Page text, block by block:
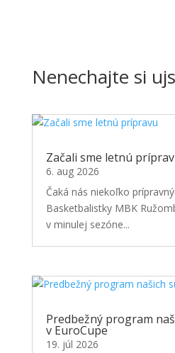
Nenechajte si
Začali sme letnú
6. aug 2026
Čaká nás niekoľko
Basketbalistky MBK
v minulej sezóne...
Predbežný program
v EuroCupe
19. júl 2026